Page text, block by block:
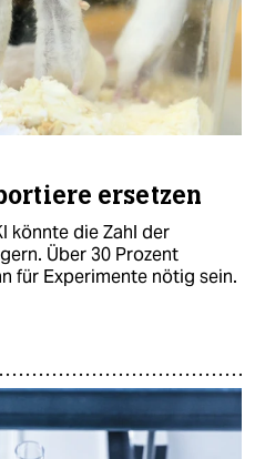
ersetzen
könnte die Zahl der
Über 30 Prozent
für Experimente nötig sein.